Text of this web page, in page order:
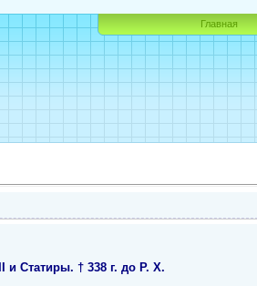
Главная
Статиры. † 338 г. до Р. Х.